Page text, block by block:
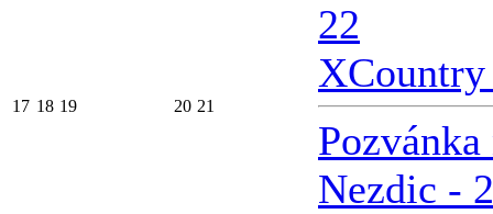
17 18 19 20 21
22
X
Nezdic -